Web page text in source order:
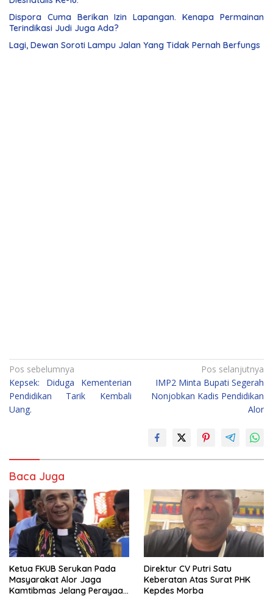
Dispora Cuma Berikan Izin Lapangan. Kenapa Permainan
Terindikasi Judi Juga Ada?
Lagi, Dewan Soroti Lampu Jalan Yang Tidak Pernah Berfungs
Navigasi
pos
Pos sebelumnya
Kepsek: Diduga Kementerian
Pendidikan Tarik Kembali
Uang.
Pos selanjutnya
IMP2 Minta Bupati Segerah
Nonjobkan Kadis Pendidikan
Alor
Baca Juga
Ketua FKUB Serukan Pada
Masyarakat Alor Jaga
Kamtibmas Jelang Perayaan
Direktur CV Putri Satu
Keberatan Atas Surat PHK
Kepdes Morba